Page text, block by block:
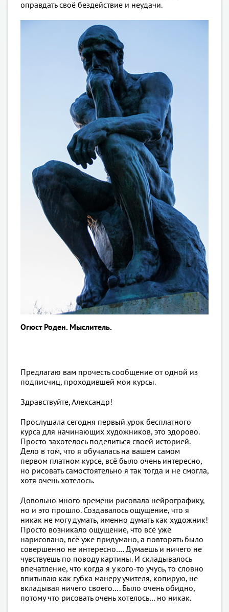
оправдать своё бездействие и неудачи.
Огюст Роден. Мыслитель.
Предлагаю вам прочесть сообщение от одной из
подписчиц, проходившей мои курсы.
Здравствуйте, Александр!
Прослушала сегодня первый урок бесплатного
курса для начинающих художников, это здорово.
Просто захотелось поделиться своей историей.
Дело в том, что я обучалась на вашем самом
первом платном курсе, всё было очень интересно,
но рисовать самостоятельно я так тогда и не смогла,
хотя очень хотелось.
Довольно много времени рисовала нейрографику,
но и это прошло. Создавалось ощущение, что я
никак не могу думать, именно думать как художник!
Просто возникало ощущение, что всё уже
нарисовано, всё уже придумано, а повторять было
совершенно не интересно…. Думаешь и ничего не
чувствуешь по поводу картины. И складывалось
впечатление, что когда я у кого-то учусь, то словно
впитываю как губка манеру учителя, копирую, не
вкладывая ничего своего…. Было очень обидно,
потому что рисовать очень хотелось… но никак.